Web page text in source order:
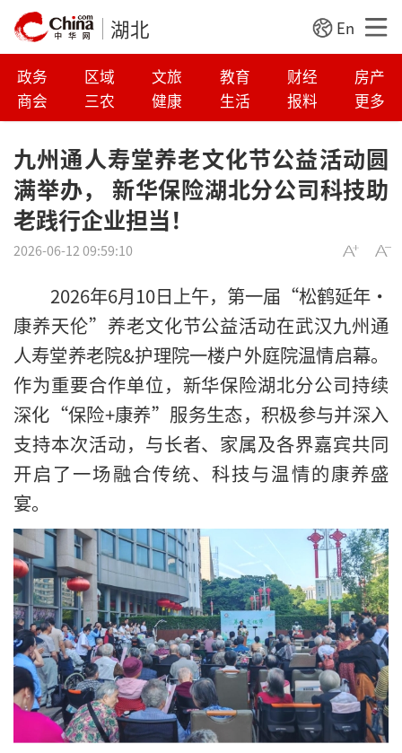
湖北 En
政务 区域 文旅 教育 财经
房产
商会
三农 健康 生活 报料 更多
九州通人寿堂养老文化节公益活动圆
满举办， 新华保险湖北分公司科技助
老践行企业担当！
2026-06-12 09:59:10
2026年6月10日上午，第一届“松鹤延年·
康养天伦”养老文化节公益活动在武汉九州通
人寿堂养老院&护理院一楼户外庭院温情启幕。
作为重要合作单位，新华保险湖北分公司持续
深化“保险+康养”服务生态，积极参与并深入
支持本次活动，与长者、家属及各界嘉宾共同
开启了一场融合传统、科技与温情的康养盛
宴。